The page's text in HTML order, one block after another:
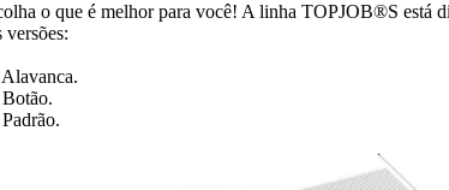
o que é melhor para você! A linha TOPJOB®S está
versões: